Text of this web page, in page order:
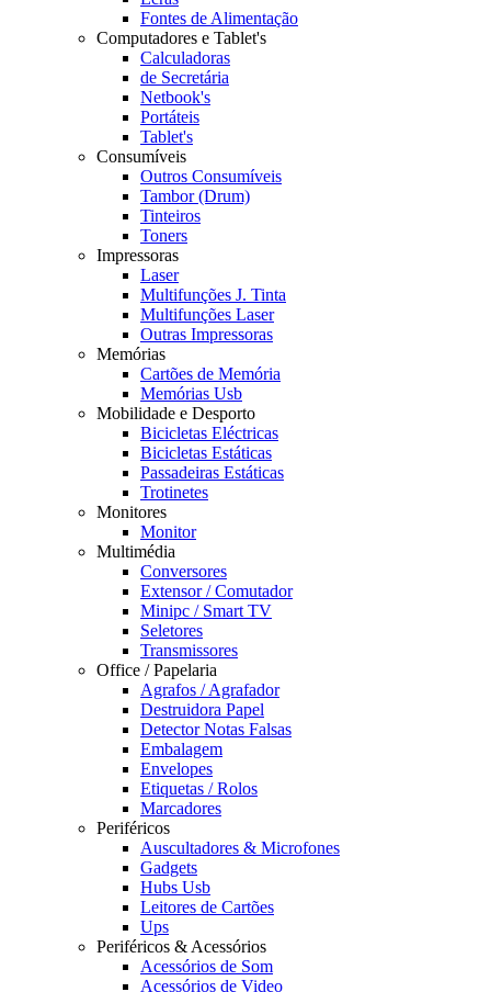
Fontes de Alimentação
Computadores e Tablet's
Calculadoras
de Secretária
Netbook's
Portáteis
Tablet's
Consumíveis
Outros Consumíveis
Tambor (Drum)
Tinteiros
Toners
Impressoras
Laser
Multifunções J. Tinta
Multifunções Laser
Outras Impressoras
Memórias
Cartões de Memória
Memórias Usb
Mobilidade e Desporto
Bicicletas Eléctricas
Bicicletas Estáticas
Passadeiras Estáticas
Trotinetes
Monitores
Monitor
Multimédia
Conversores
Extensor / Comutador
Minipc / Smart TV
Seletores
Transmissores
Office / Papelaria
Agrafos / Agrafador
Destruidora Papel
Detector Notas Falsas
Embalagem
Envelopes
Etiquetas / Rolos
Marcadores
Periféricos
Auscultadores & Microfones
Gadgets
Hubs Usb
Leitores de Cartões
Ups
Periféricos & Acessórios
Acessórios de Som
Acessórios de Video